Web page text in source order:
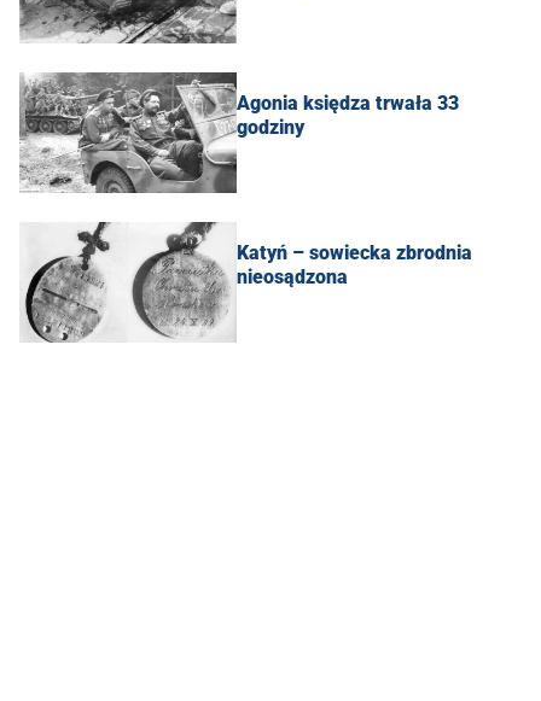
Agonia księdza trwała 33
godziny
Katyń – sowiecka zbrodnia
nieosądzona